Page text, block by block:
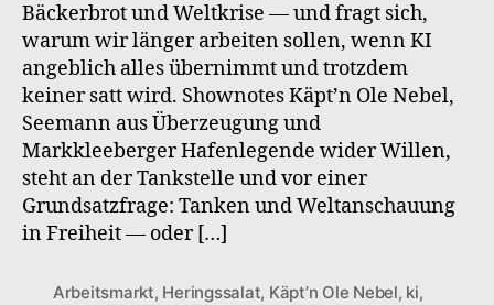
Bäckerbrot und Weltkrise — und fragt sich,
warum wir länger arbeiten sollen, wenn KI
angeblich alles übernimmt und trotzdem
keiner satt wird. Shownotes Käpt’n Ole Nebel,
Seemann aus Überzeugung und
Markkleeberger Hafenlegende wider Willen,
steht an der Tankstelle und vor einer
Grundsatzfrage: Tanken und Weltanschauung
in Freiheit — oder […]
Arbeitsmarkt, Heringssalat, Käpt’n Ole Nebel, ki,